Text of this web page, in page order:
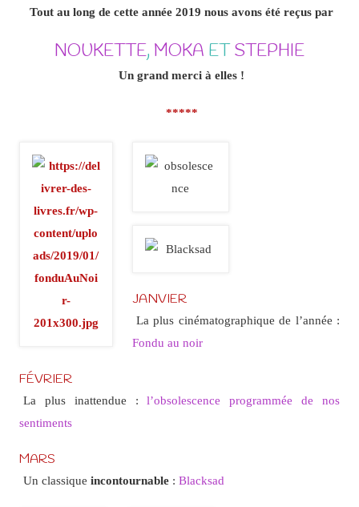
Tout au long de cette année 2019 nous avons été reçus par
NOUKETTE, MOKA ETSTEPHIE
Un grand merci à elles !
*****
JANVIER
La plus cinématographique de l’année :
Fondu au noir
FÉVRIER
La plus inattendue :l’obsolescence programmée de nos
sentiments
MARS
Un classique incontournable: Blacksad